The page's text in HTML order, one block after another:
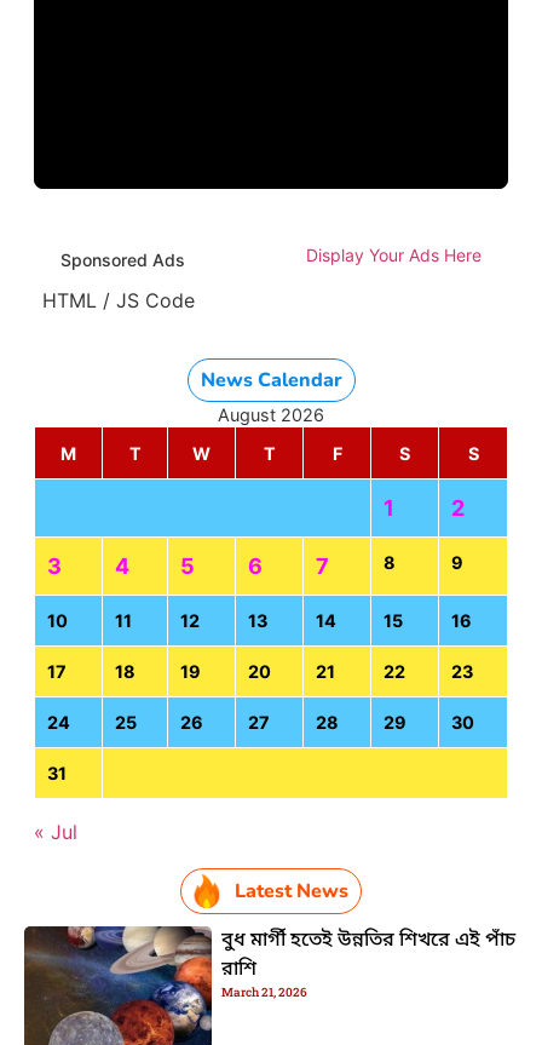
Sponsored Ads Display Your Ads Here
HTML / JS Code
News Calendar
August 2026
M
T W T F S S
1 2
3 4 5 6 7 8 9
10 11 12 13 14 15 16
17 18 19 20 21 22 23
24 25 26 27 28 29 30
31
« Jul
Latest News
বুধ মার্গী হতেই উন্নতির শিখরে এই পাঁচ
রাশি
March 21, 2026